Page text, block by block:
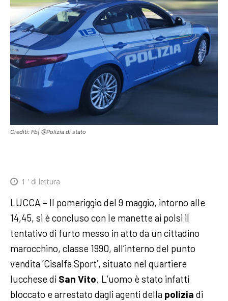
Crediti: Fb| @Polizia di stato
1 ' di lettura
LUCCA – Il pomeriggio del 9 maggio, intorno alle
14,45, si è concluso con le manette ai polsi il
tentativo di furto messo in atto da un cittadino
marocchino, classe 1990, all’interno del punto
vendita ‘Cisalfa Sport’, situato nel quartiere
lucchese di San Vito. L’uomo è stato infatti
bloccato e arrestato dagli agenti della polizia di